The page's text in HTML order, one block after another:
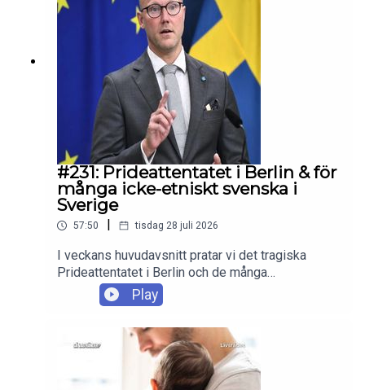
dissad av en kvinna han tog upp på scenen. Hur
ser scenetiketten egentligen ut för fans? Enjoy!
#231: Prideattentatet i Berlin & för
många icke-etniskt svenska i
Sverige
57:50 | tisdag 28 juli 2026
I veckans huvudavsnitt pratar vi det tragiska
Prideattentatet i Berlin och de många
misslyckanden som föranledde angreppet. Sedan
snackar vi SD:s uttalande om att det finns för
många icke-etniskt svenska i Sverige och
högerpartiernas spelade förvåning över yttrandet.
Vi diskuterar även vad det är som utgör en
svensk och hur svenska vi egentligen känner oss.
Play